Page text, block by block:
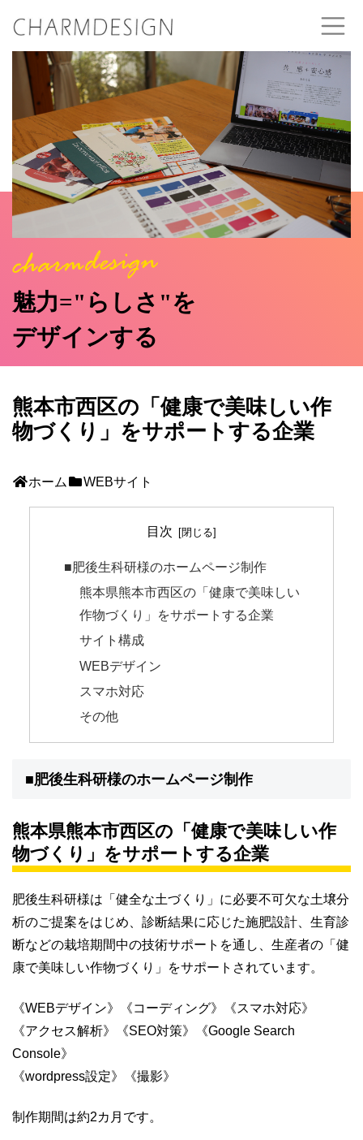
魅力="らしさ"を
デザインする
熊本市西区の「健康で美味しい作
物づくり」をサポートする企業
ホーム WEBサイト
目次
■肥後生科研様のホームページ制作
熊本県熊本市西区の「健康で美味しい
作物づくり」をサポートする企業
サイト構成
WEBデザイン
スマホ対応
その他
■肥後生科研様のホームページ制作
熊本県熊本市西区の「健康で美味しい作
物づくり」をサポートする企業
肥後生科研様は「健全な土づくり」に必要不可欠な土壌分
析のご提案をはじめ、診断結果に応じた施肥設計、生育診
断などの栽培期間中の技術サポートを通し、生産者の「健
康で美味しい作物づくり」をサポートされています。
《WEBデザイン》《コーディング》《スマホ対応》
《アクセス解析》《SEO対策》《Google Search
Console》
《wordpress設定》《撮影》
制作期間は約2カ月です。